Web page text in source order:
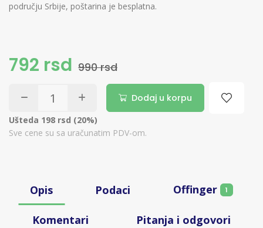
području Srbije, poštarina je besplatna.
792 rsd 990 rsd
Dodaj u korpu
Ušteda 198 rsd (20%)
Sve cene su sa uračunatim PDV-om.
Opis Podaci Offinger 1
Komentari Pitanja i odgovori